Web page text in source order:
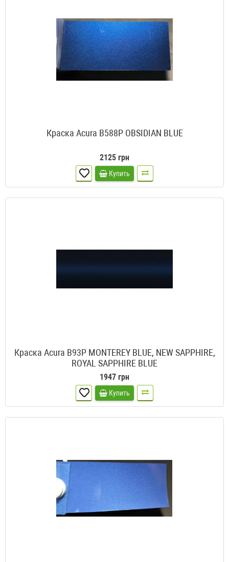
Краска Acura B588P OBSIDIAN BLUE
2125 грн
Купить
Краска Acura B93P MONTEREY BLUE, NEW SAPPHIRE,
ROYAL SAPPHIRE BLUE
1947 грн
Купить